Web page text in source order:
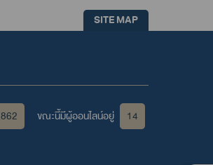
SITE MAP
ขณะนี้มีผู้ออนไลน์อยู่
14